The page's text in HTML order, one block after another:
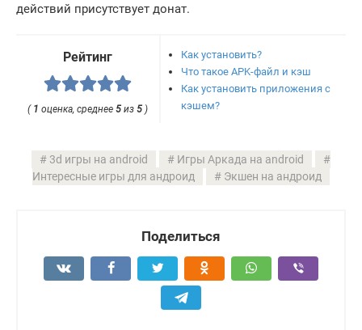
действий присутствует донат.
Рейтинг
( 1 оценка, среднее5 из5 )
Как установить?
Что такое APK-файл и кэш
Как установить приложения с
кэшем?
3d игры на android
Игры Аркада на android
Интересные игры для андроид
Экшен на андроид
Поделиться